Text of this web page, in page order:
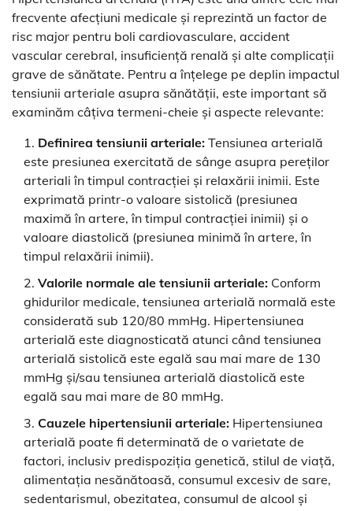
frecvente afecțiuni medicale și reprezintă un factor de
risc major pentru boli cardiovasculare, accident
vascular cerebral, insuficiență renală și alte complicații
grave de sănătate. Pentru a înțelege pe deplin impactul
tensiunii arteriale asupra sănătății, este important să
examinăm câțiva termeni-cheie și aspecte relevante:
Definirea tensiunii arteriale: Tensiunea arterială
este presiunea exercitată de sânge asupra pereților
arteriali în timpul contracției și relaxării inimii. Este
exprimată printr-o valoare sistolică (presiunea
maximă în artere, în timpul contracției inimii) și o
valoare diastolică (presiunea minimă în artere, în
timpul relaxării inimii).
Valorile normale ale tensiunii arteriale: Conform
ghidurilor medicale, tensiunea arterială normală este
considerată sub 120/80 mmHg. Hipertensiunea
arterială este diagnosticată atunci când tensiunea
arterială sistolică este egală sau mai mare de 130
mmHg și/sau tensiunea arterială diastolică este
egală sau mai mare de 80 mmHg.
Cauzele hipertensiunii arteriale: Hipertensiunea
arterială poate fi determinată de o varietate de
factori, inclusiv predispoziția genetică, stilul de viață,
alimentația nesănătoasă, consumul excesiv de sare,
sedentarismul, obezitatea, consumul de alcool și